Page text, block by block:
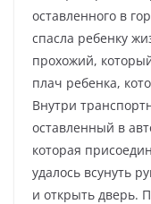
оставленного в
спасла ребенку
прохожий,
плач ребенка,
Внутри
оставленный в
которая
удалось всунуть
и открыть дверь.